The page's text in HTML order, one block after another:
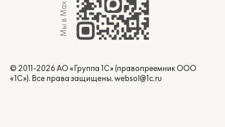
Мы в Max
© 2011-2026 АО «Группа 1С» (правопреемник ООО
«1С»). Все права защищены. websol@1c.ru